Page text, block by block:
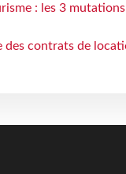
: les 3
des contrats de